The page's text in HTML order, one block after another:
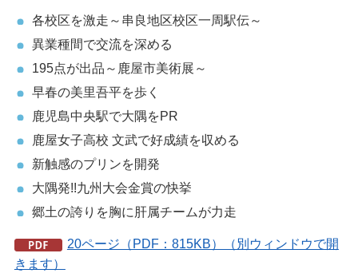
各校区を激走～串良地区校区一周駅伝～
異業種間で交流を深める
195点が出品～鹿屋市美術展～
早春の美里吾平を歩く
鹿児島中央駅で大隅をPR
鹿屋女子高校 文武で好成績を収める
新触感のプリンを開発
大隅発!!九州大会金賞の快挙
郷土の誇りを胸に肝属チームが力走
20ページ（PDF：815KB）（別ウィンドウで開
きます）